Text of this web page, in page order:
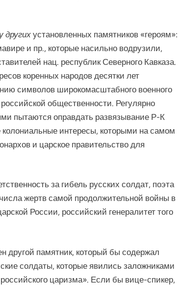
другихустановленных памятников «героям»:
и пр., которые насильно водрузили,
нац. республик Северного Кавказа.
коренных народов десятки лет
символов широкомасштабного военного
общественности. Регулярно
пытаются оправдать развязывание Р-К
интересы, которыми на самом
и царское правительство для
за гибель русских солдат, поэта
жертв самой продолжительной войны в
России, российский генералитет того
другой памятник, который бы содержал
солдаты, которые явились заложниками
царизма». Если бы вице-спикер,